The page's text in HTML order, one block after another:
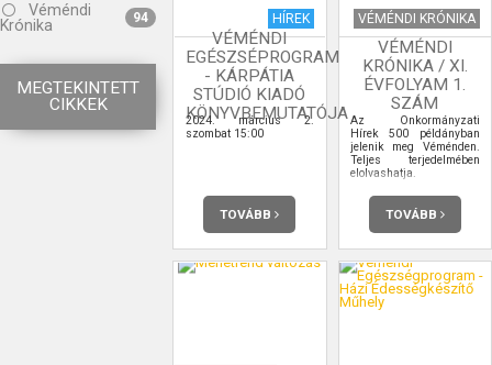
Véméndi
Krónika
94
MEGTEKINTETT
CIKKEK
HÍREK
VÉMÉNDI
EGÉSZSÉPROGRAM
- KÁRPÁTIA
STÚDIÓ KIADÓ
KÖNYVBEMUTATÓJA
2024. március 2.
szombat 15:00
TOVÁBB
VÉMÉNDI KRÓNIKA
VÉMÉNDI
KRÓNIKA / XI.
ÉVFOLYAM 1.
SZÁM
Az Önkormányzati
Hírek 500 példányban
jelenik meg Véménden.
Teljes terjedelmében
elolvashatja.
TOVÁBB